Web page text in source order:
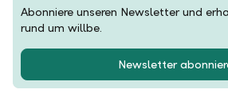
Abonniere unseren Newsletter und
rund um willbe.
Newsletter